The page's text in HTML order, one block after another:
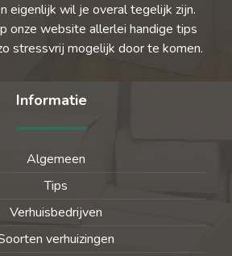
eigenlijk wil je overal tegelijk zijn.
onze website allerlei handige tips
stressvrij mogelijk door te komen.
Informatie
Algemeen
Tips
Verhuisbedrijven
verhuizingen